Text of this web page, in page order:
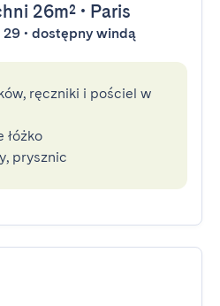
26m² • Paris
• dostępny windą
ręczniki i pościel w
łóżko
prysznic